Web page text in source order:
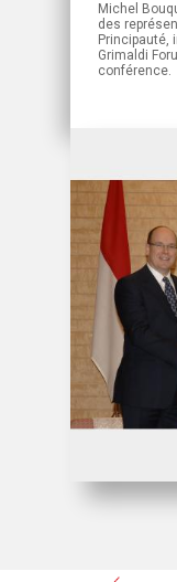
Michel
des
Principauté,
Grimaldi
conférence.